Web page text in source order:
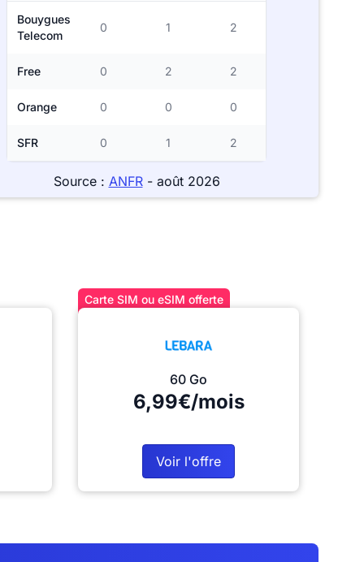
Bouygues
Telecom
0 1 2
Free 0 2 2
Orange 0 0 0
SFR 0 1 2
Source : ANFR- août 2026
Carte SIM ou eSIM offerte
60 Go
6,99€/mois
Voir l'offre